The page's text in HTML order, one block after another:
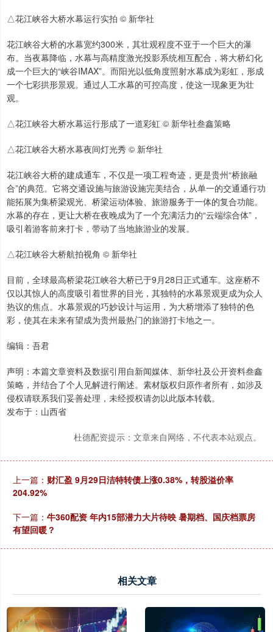
△花江峡谷大桥水幕运行实拍 © 新华社
花江峡谷大桥的水幕宽约300米，其壮观程度不亚于一个巨大的瀑
布。当夜幕降临，水幕与高精度激光投影系统相互配合，将大桥幻化
成一个巨大的“峡谷IMAX”。而阳光以低角度照射水幕成为彩虹，形成
一个七彩拱形景观。通过人工水幕的可控高度，使这一现象更为壮
观。
△花江峡谷大桥水幕运行形成了一道彩虹 © 新华社叁鑫策略
△花江峡谷大桥水幕夜间灯光秀 © 新华社
花江峡谷大桥的建成通车，不仅是一项工程奇迹，更是贵州“桥旅融
合”的典范。它将交通设施与旅游设施完美结合，从单一的交通通行功
能拓展为集桥梁观光、桥梁运动体验、旅游服务于一体的复合功能。
水幕的存在，更让大桥在夜晚成为了一个充满活力的“云端综合体”，
吸引着游客前来打卡，带动了当地旅游业的发展。
△花江峡谷大桥航拍视角 © 新华社
目前，全球最高桥梁花江峡谷大桥已于9月28日正式通车。这座桥不
仅以其惊人的高度吸引着世界的目光，其独特的水幕景观更成为众人
热议的焦点。水幕景观的巧妙设计与运用，为大桥增添了独特的色
彩，使其在未来有望成为贵州最热门的旅游打卡地之一。
编辑：吾君
声明：本篇文章资料及数据引用自新闻媒体、新华社及公开资料叁鑫
策略，并结合了个人见解进行阐述。素材版权归原作者所有，如涉及
侵权请联系我们妥善处理，未经授权请勿以此版本转载。
发布于：山西省
杜德配资提示：文章来自网络，不代表本站观点。
上一篇： 财汇盈 9月29日洁特转债上涨0.38%，转股溢价率
204.92%
下一篇： 牛360配资 年内15部潜力大片待映 暑期档、国庆档票房
有望回暖？
相关文章